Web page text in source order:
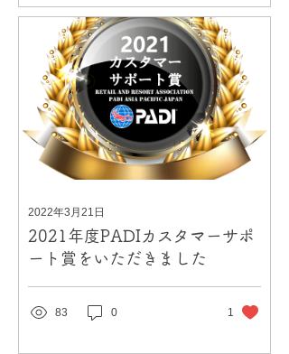
2022年3月21日
2021年度PADIカスタマーサポ
ート賞をいただきました
83 0 1